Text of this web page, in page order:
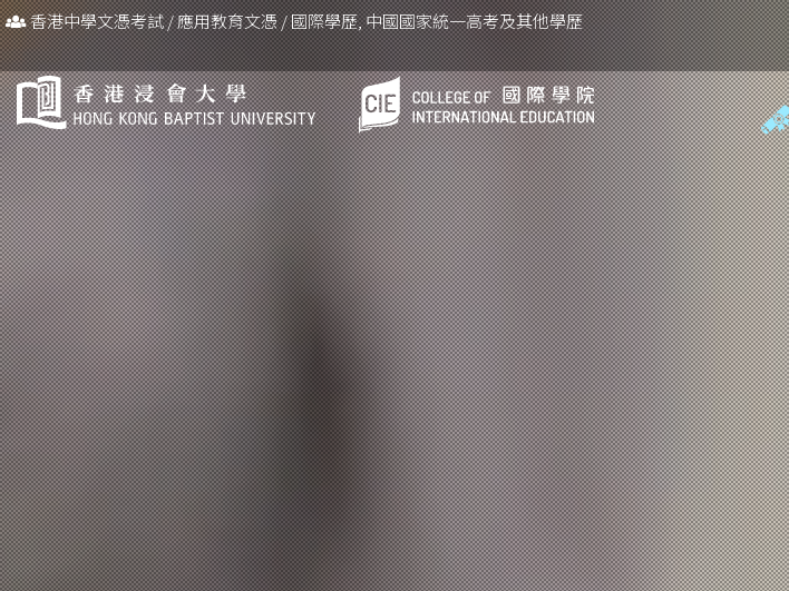
香港中學文憑考試/應用教育文憑/國際學歷, 中國國家統一高考及其他學歷